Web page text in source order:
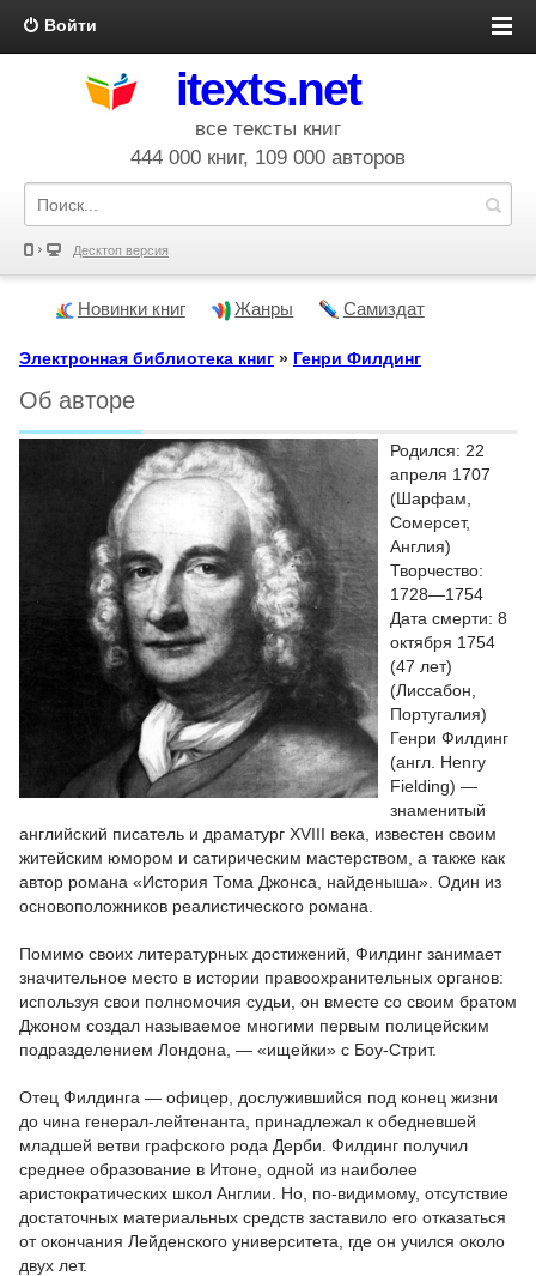
Войти
itexts.net
все тексты книг
444 000 книг, 109 000 авторов
Десктоп версия
Новинки книг Жанры Самиздат
Электронная библиотека книг » Генри Филдинг
Об авторе
Родился: 22
апреля 1707
(Шарфам,
Сомерсет,
Англия)
Творчество:
1728—1754
Дата смерти: 8
октября 1754
(47 лет)
(Лиссабон,
Португалия)
Генри Филдинг
(англ. Henry
Fielding) —
знаменитый
английский писатель и драматург XVIII века, известен своим
житейским юмором и сатирическим мастерством, а также как
автор романа «История Тома Джонса, найденыша». Один из
основоположников реалистического романа.
Помимо своих литературных достижений, Филдинг занимает
значительное место в истории правоохранительных органов:
используя свои полномочия судьи, он вместе со своим братом
Джоном создал называемое многими первым полицейским
подразделением Лондона, — «ищейки» с Боу-Стрит.
Отец Филдинга — офицер, дослужившийся под конец жизни
до чина генерал-лейтенанта, принадлежал к обедневшей
младшей ветви графского рода Дерби. Филдинг получил
среднее образование в Итоне, одной из наиболее
аристократических школ Англии. Но, по-видимому, отсутствие
достаточных материальных средств заставило его отказаться
от окончания Лейденского университета, где он учился около
двух лет.